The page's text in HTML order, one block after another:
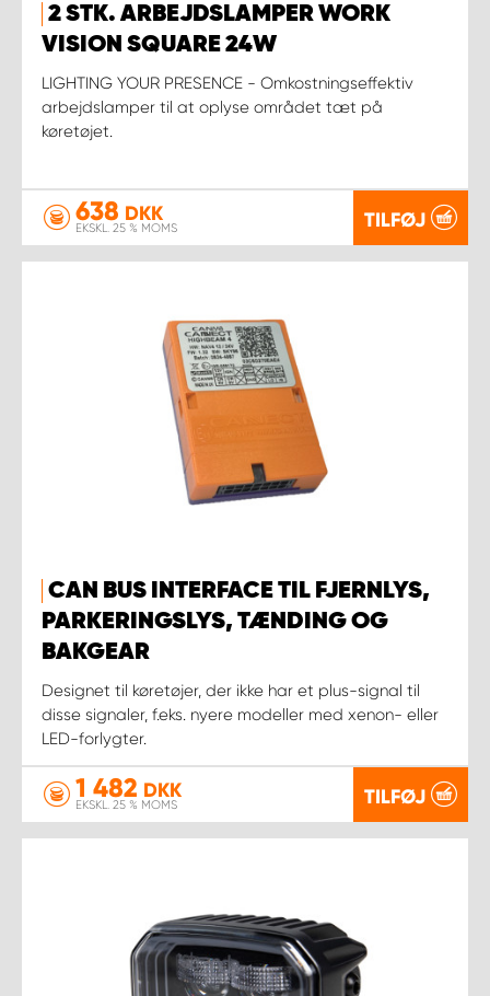
2 STK. ARBEJDSLAMPER WORK
VISION SQUARE 24W
LIGHTING YOUR PRESENCE - Omkostningseffektiv
arbejdslamper til at oplyse området tæt på
køretøjet.
638 DKK
EKSKL. 25 % MOMS TILFØJ
CAN BUS INTERFACE TIL FJERNLYS,
PARKERINGSLYS, TÆNDING OG
BAKGEAR
Designet til køretøjer, der ikke har et plus-signal til
disse signaler, f.eks. nyere modeller med xenon- eller
LED-forlygter.
1 482 DKK
EKSKL. 25 % MOMS TILFØJ